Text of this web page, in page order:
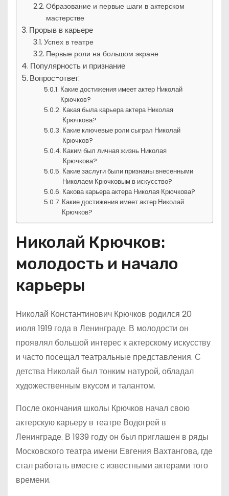
Образование и первые шаги в актерском
мастерстве
Прорыв в карьере
Успех в театре
Первые роли на большом экране
Популярность и признание
Вопрос-ответ:
Какие достижения имеет актер Николай
Крючков?
Какая была карьера актера Николая
Крючкова?
Какие ключевые роли сыграл Николай
Крючков?
Каким был личная жизнь Николая
Крючкова?
Какие заслуги были признаны внесенными
Николаем Крючковым в искусство?
Какова карьера актера Николая Крючкова?
Какие достижения имеет актер Николай
Крючков?
Николай Крючков:
молодость и начало
карьеры
Николай Константинович Крючков родился 20
июля 1919 года в Ленинграде. В молодости он
проявлял большой интерес к актерскому искусству
и часто посещал театральные представления. С
детства Николай был тонким натурой, обладал
художественным вкусом и талантом.
После окончания школы Крючков начал свою
актерскую карьеру в театре Водогрей в
Ленинграде. В 1939 году он был приглашен в ряды
Московского театра имени Евгения Вахтангова, где
стал работать вместе с известными актерами того
времени.